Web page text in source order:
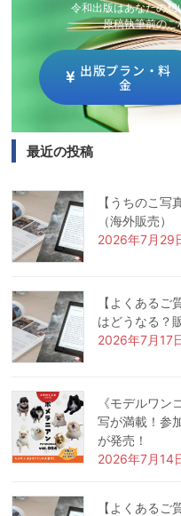
令和出版はあなたの
原稿執筆前のご
出版プラン・料
金
最近の投稿
【うちのこ
（海外販売）
2026年7月29
【よくある
はどうなる？
2026年7月17
《モデルワ
写が満載！参
が発売！
2026年7月14
【よくあるご